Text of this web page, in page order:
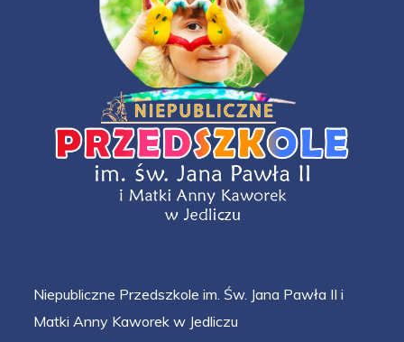
Niepubliczne Przedszkole im. Św. Jana Pawła II i
Matki Anny Kaworek w Jedliczu